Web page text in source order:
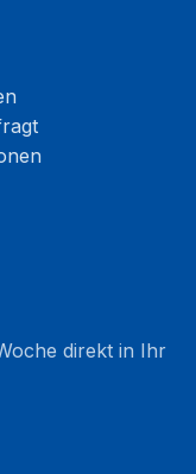
direkt in Ihr